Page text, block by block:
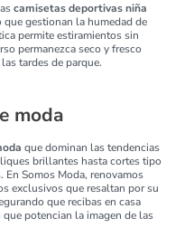
camisetas deportivas niña
gestionan la humedad de
permite estiramientos sin
permanezca seco y fresco
tardes de parque.
moda
que dominan las tendencias
brillantes hasta cortes tipo
Somos Moda, renovamos
exclusivos que resaltan por su
que recibas en casa
potencian la imagen de las